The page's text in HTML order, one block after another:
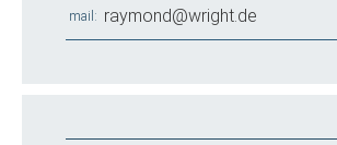
mail raymond@wright.de